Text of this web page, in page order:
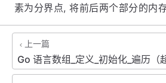
素为分界点, 将前后两个部分的内
上一篇
Go 语言数组_定义_初始化_遍历（